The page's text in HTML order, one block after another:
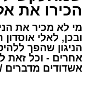
הכירו את
מי לא מכיר את
ובכן, לאלי
הניגון שהפך
אחרים - וכל זאת
אשדודים מדברים /